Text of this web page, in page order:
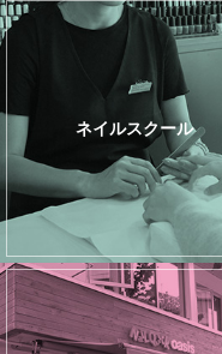
ネイルスクール